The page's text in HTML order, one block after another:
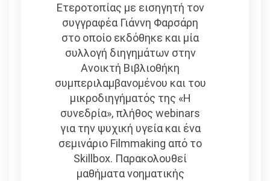
Ετεροτοπίας με εισηγητή τον
συγγραφέα Γιάννη Φαρσάρη
στο οποίο εκδόθηκε και μία
συλλογή διηγημάτων στην
Ανοικτή Βιβλιοθήκη
συμπεριλαμβανομένου και του
μικροδιηγήματός της «Η
συνεδρία», πλήθος webinars
για την ψυχική υγεία και ένα
σεμινάριο Filmmaking από το
Skillbox. Παρακολουθεί
μαθήματα νοηματικής